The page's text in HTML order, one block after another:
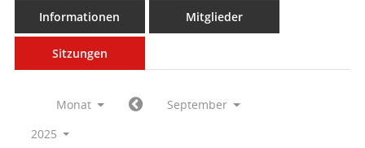
Informationen Mitglieder
Sitzungen
Monat
September
2025